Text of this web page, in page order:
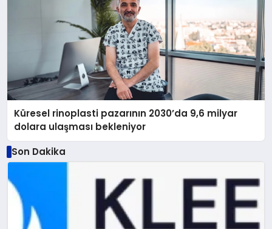
Küresel rinoplasti pazarının 2030’da 9,6 milyar
dolara ulaşması bekleniyor
Son Dakika